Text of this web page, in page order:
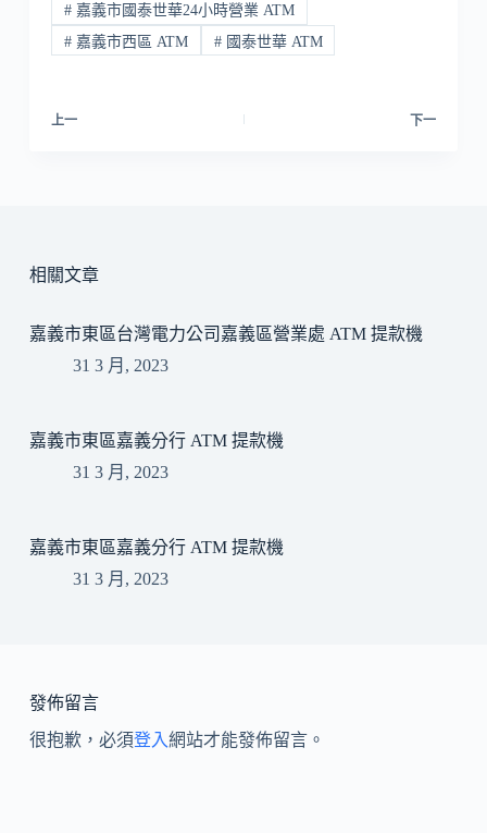
#嘉義市國泰世華24小時營業 ATM
#嘉義市西區 ATM #國泰世華 ATM
上一 下一
相關文章
嘉義市東區台灣電力公司嘉義區營業處 ATM 提款機
31 3 月, 2023
嘉義市東區嘉義分行 ATM 提款機
31 3 月, 2023
嘉義市東區嘉義分行 ATM 提款機
31 3 月, 2023
發佈留言
很抱歉，必須登入網站才能發佈留言。